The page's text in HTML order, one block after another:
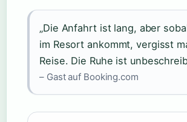
„Die Anfahrt ist lang, aber
im Resort ankommt, vergisst
Reise. Die Ruhe ist
– Gast auf Booking.com